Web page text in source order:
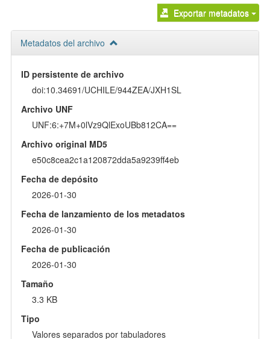
Exportar metadatos
Metadatos del archivo
ID persistente de archivo
doi:10.34691/UCHILE/944ZEA/JXH1SL
Archivo UNF
UNF:6:+7M+0lVz9QlExoUBb812CA==
Archivo original MD5
e50c8cea2c1a120872dda5a9239ff4eb
Fecha de depósito
2026-01-30
Fecha de lanzamiento de los metadatos
2026-01-30
Fecha de publicación
2026-01-30
Tamaño
3.3 KB
Tipo
Valores separados por tabuladores